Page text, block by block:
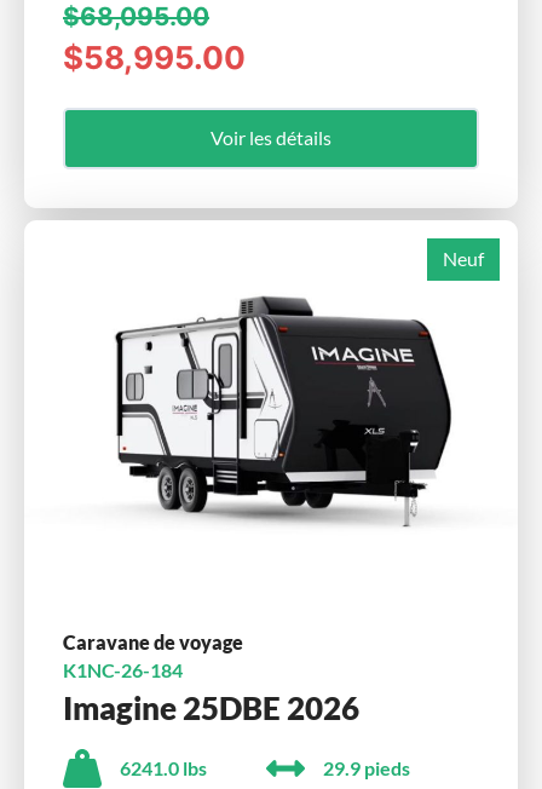
$68,095.00
$58,995.00
Voir les détails
Neuf
Caravane de voyage
K1NC-26-184
Imagine 25DBE 2026
6241.0 lbs 29.9 pieds